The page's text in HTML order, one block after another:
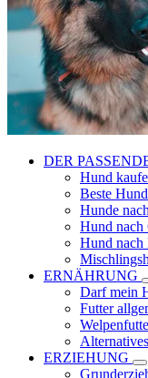
DER
Hund
Beste
Hunde
Hund nach
Hund nach
ERNÄHRUNG
Darf mein
Futter
ERZIEHUNG